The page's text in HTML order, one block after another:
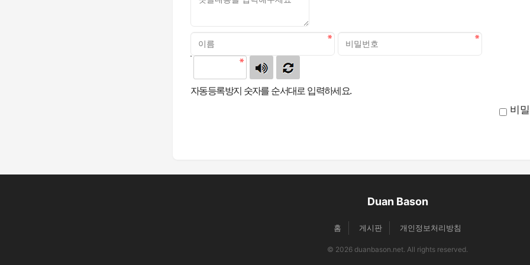
자동등록방지 숫자를 순서대로 입력하세요.
비
Duan Bason
홈 게시판 개인정보처리방침
© 2026 duanbason.net. All rights reserved.